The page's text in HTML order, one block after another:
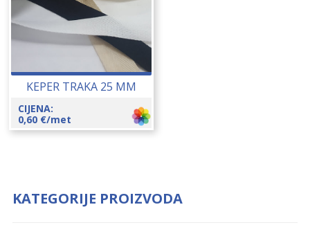
KEPER TRAKA 25 MM
CIJENA:
0,60 €/met
KATEGORIJE PROIZVODA